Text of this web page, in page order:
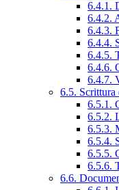
6.4.1.
6.4.2.
6.4.3.
6.4.4.
6.4.5.
6.4.6.
6.4.7.
6.5. Scrittura
6.5.1.
6.5.2.
6.5.3.
6.5.4.
6.5.5.
6.5.6.
6.6.